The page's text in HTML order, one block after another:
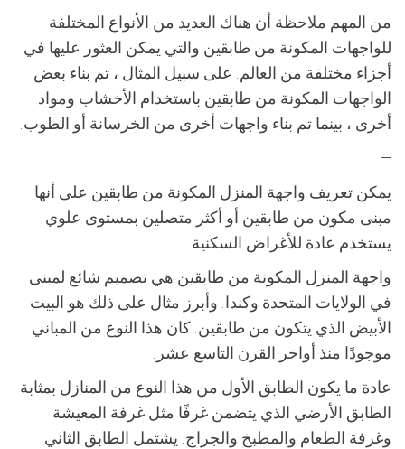
من المهم ملاحظة أن هناك العديد من الأنواع المختلفة
للواجهات المكونة من طابقين والتي يمكن العثور عليها في
أجزاء مختلفة من العالم. على سبيل المثال ، تم بناء بعض
الواجهات المكونة من طابقين باستخدام الأخشاب ومواد
أخرى ، بينما تم بناء واجهات أخرى من الخرسانة أو الطوب.
—
يمكن تعريف واجهة المنزل المكونة من طابقين على أنها
مبنى مكون من طابقين أو أكثر متصلين بمستوى علوي
يستخدم عادة للأغراض السكنية.
واجهة المنزل المكونة من طابقين هي تصميم شائع لمبنى
في الولايات المتحدة وكندا. وأبرز مثال على ذلك هو البيت
الأبيض الذي يتكون من طابقين. كان هذا النوع من المباني
موجودًا منذ أواخر القرن التاسع عشر.
عادة ما يكون الطابق الأول من هذا النوع من المنازل بمثابة
الطابق الأرضي الذي يتضمن غرفًا مثل غرفة المعيشة
وغرفة الطعام والمطبخ والجراج. يشتمل الطابق الثاني